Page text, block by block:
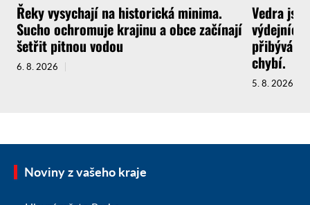
Řeky vysychají na historická minima.
Sucho ochromuje krajinu a obce začínají
šetřit pitnou vodou
6. 8. 2026
Vedra
výdejních
přibývá a
chybí.
5. 8. 2026
Noviny z vašeho kraje